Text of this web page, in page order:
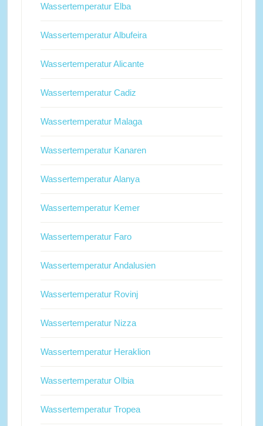
Wassertemperatur Elba
Wassertemperatur Albufeira
Wassertemperatur Alicante
Wassertemperatur Cadiz
Wassertemperatur Malaga
Wassertemperatur Kanaren
Wassertemperatur Alanya
Wassertemperatur Kemer
Wassertemperatur Faro
Wassertemperatur Andalusien
Wassertemperatur Rovinj
Wassertemperatur Nizza
Wassertemperatur Heraklion
Wassertemperatur Olbia
Wassertemperatur Tropea